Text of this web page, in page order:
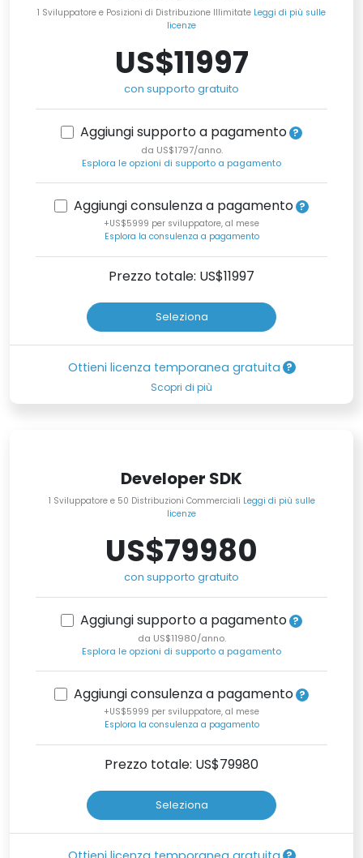
1 Sviluppatore e Posizioni di Distribuzione Illimitate Leggi di più sulle
licenze
US$11997
con supporto gratuito
Aggiungi supporto a pagamento
da US$1797/anno.
Esplora le opzioni di supporto a pagamento
Aggiungi consulenza a pagamento
+US$5999 per sviluppatore, al mese
Esplora la consulenza a pagamento
Prezzo totale: US$11997
Seleziona
Ottieni licenza temporanea gratuita
Scopri di più
Developer SDK
1 Sviluppatore e 50 Distribuzioni Commerciali Leggi di più sulle
licenze
US$79980
con supporto gratuito
Aggiungi supporto a pagamento
da US$11980/anno.
Esplora le opzioni di supporto a pagamento
Aggiungi consulenza a pagamento
+US$5999 per sviluppatore, al mese
Esplora la consulenza a pagamento
Prezzo totale: US$79980
Seleziona